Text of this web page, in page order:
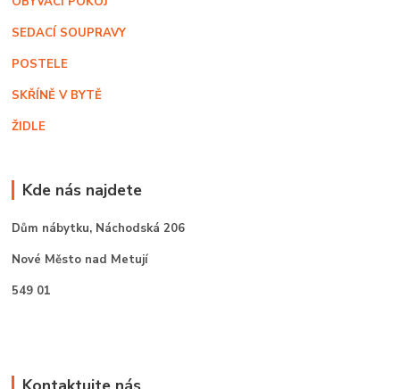
SEDACÍ SOUPRAVY
POSTELE
SKŘÍNĚ V BYTĚ
ŽIDLE
Kde nás najdete
Dům nábytku, Náchodská 206
Nové Město nad Metují
549 01